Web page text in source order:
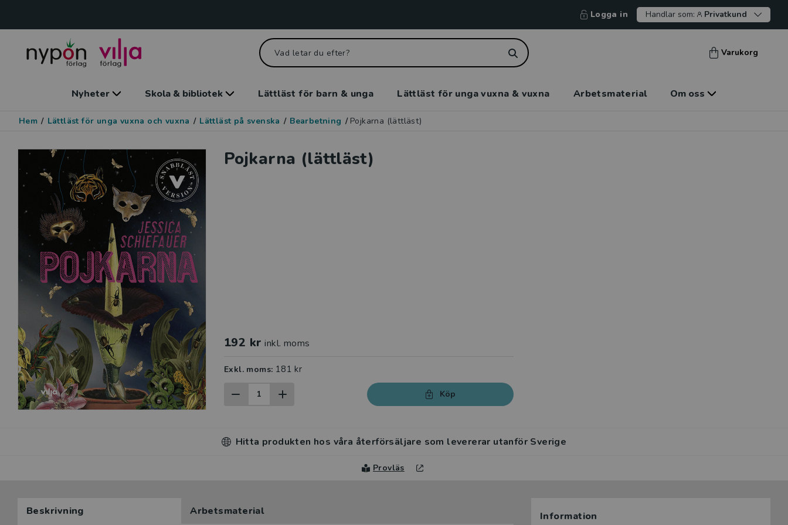
Logga in Handlar som: Privatkund
Varukorg
Nyheter Skola & bibliotek Lättläst för barn & unga Lättläst för unga vuxna & vuxna Arbetsmaterial Om oss
Hem / Lättläst för unga vuxna och vuxna / Lättläst på svenska / Bearbetning / Pojkarna (lättläst)
Pojkarna (lättläst)
192 kr inkl. moms
Exkl. moms: 181 kr
Köp
Hitta produkten hos våra återförsäljare som levererar utanför Sverige
Provläs
Beskrivning Arbetsmaterial Information